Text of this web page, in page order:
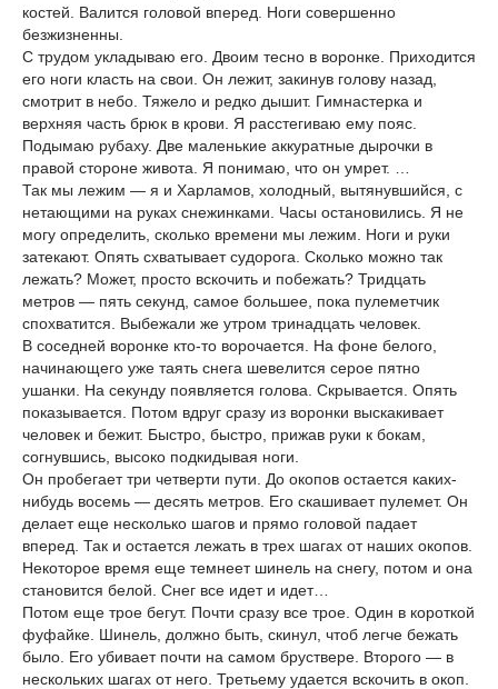
костей. Валится головой вперед. Ноги совершенно
безжизненны.
С трудом укладываю его. Двоим тесно в воронке. Приходится
его ноги класть на свои. Он лежит, закинув голову назад,
смотрит в небо. Тяжело и редко дышит. Гимнастерка и
верхняя часть брюк в крови. Я расстегиваю ему пояс.
Подымаю рубаху. Две маленькие аккуратные дырочки в
правой стороне живота. Я понимаю, что он умрет. …
Так мы лежим — я и Харламов, холодный, вытянувшийся, с
нетающими на руках снежинками. Часы остановились. Я не
могу определить, сколько времени мы лежим. Ноги и руки
затекают. Опять схватывает судорога. Сколько можно так
лежать? Может, просто вскочить и побежать? Тридцать
метров — пять секунд, самое большее, пока пулеметчик
спохватится. Выбежали же утром тринадцать человек.
В соседней воронке кто-то ворочается. На фоне белого,
начинающего уже таять снега шевелится серое пятно
ушанки. На секунду появляется голова. Скрывается. Опять
показывается. Потом вдруг сразу из воронки выскакивает
человек и бежит. Быстро, быстро, прижав руки к бокам,
согнувшись, высоко подкидывая ноги.
Он пробегает три четверти пути. До окопов остается каких-
нибудь восемь — десять метров. Его скашивает пулемет. Он
делает еще несколько шагов и прямо головой падает
вперед. Так и остается лежать в трех шагах от наших окопов.
Некоторое время еще темнеет шинель на снегу, потом и она
становится белой. Снег все идет и идет…
Потом еще трое бегут. Почти сразу все трое. Один в короткой
фуфайке. Шинель, должно быть, скинул, чтоб легче бежать
было. Его убивает почти на самом бруствере. Второго — в
нескольких шагах от него. Третьему удается вскочить в окоп.